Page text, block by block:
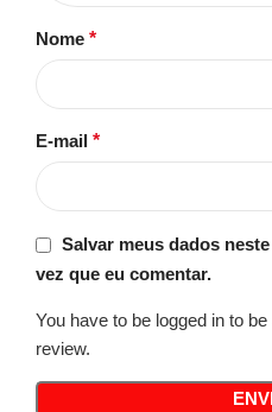
Nome *
E-mail *
Salvar meus dados
vez que eu comentar.
You have to be logged in to
review.